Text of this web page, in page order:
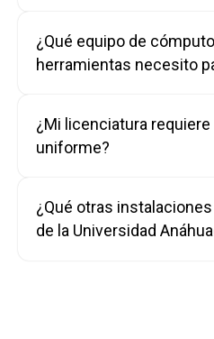
¿Qué equipo de
herramientas necesito
¿Mi licenciatura requiere
uniforme?
¿Qué otras
de la Universidad